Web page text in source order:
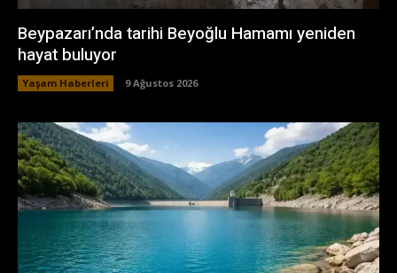
Beypazarı’nda tarihi Beyoğlu Hamamı yeniden
hayat buluyor
Yaşam Haberleri 9 Ağustos 2026